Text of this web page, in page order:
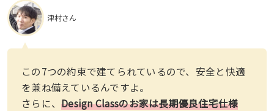
津村さん
この7つの約束で建てられているので、安全と快適
を兼ね備えているんですよ。
さらに、Design Classのお家は長期優良住宅仕様